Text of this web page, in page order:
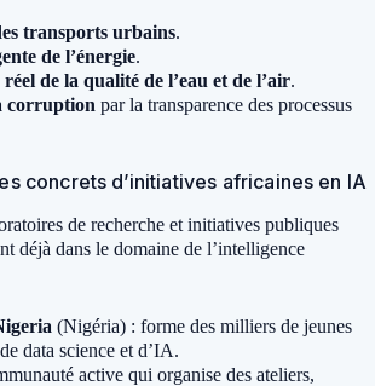
transports urbains.
de l’énergie.
de la qualité de l’eau et de l’air.
corruption par la transparence des processus
concrets d’initiatives africaines en IA
de recherche et initiatives publiques
déjà dans le domaine de l’intelligence
(Nigéria) : forme des milliers de jeunes
data science et d’IA.
active qui organise des ateliers,